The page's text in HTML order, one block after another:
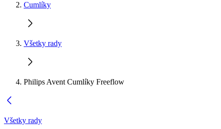
Cumlíky
Všetky rady
Philips Avent Cumlíky Freeflow
Všetky rady